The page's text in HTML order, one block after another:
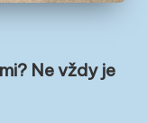
Ne vždy je